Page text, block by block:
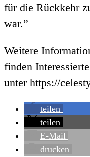
für die Rückkehr
war.”
Weitere
finden Interessierte
unter https://
teilen
teilen
E-Mail
drucken